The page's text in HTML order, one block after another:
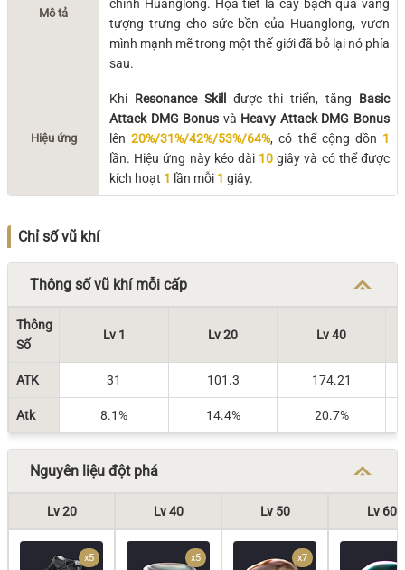
Mô tả
chính Huanglong. Họa tiết lá cây bạch quả vàng
tượng trưng cho sức bền của Huanglong, vươn
mình mạnh mẽ trong một thế giới đã bỏ lại nó phía
sau.
Hiệu ứng
Khi Resonance Skill được thi triển, tăng Basic
Attack DMG Bonus và Heavy Attack DMG Bonus
lên20%/31%/42%/53%/64%, có thể cộng dồn 1
lần. Hiệu ứng này kéo dài 10 giây và có thể được
kích hoạt 1 lần mỗi 1 giây.
Chỉ số vũ khí
Thông số vũ khí mỗi cấp
Thông
Số
Lv 1 Lv 20 Lv 40
ATK 31 101.3 174.21
Atk 8.1% 14.4% 20.7%
Nguyên liệu đột phá
Lv 20 Lv 40 Lv 50 Lv 60
x5 x5 x7